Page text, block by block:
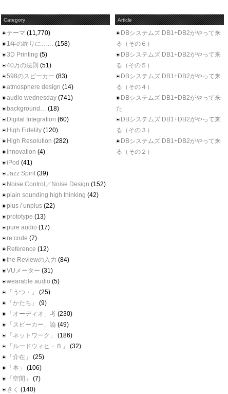
Category
テーマ (11,770)
1年の終りに…… (158)
3D Printing (5)
40万の法則 (51)
598のスピーカー (83)
atmosphere design (14)
audio wednesday (741)
background… (18)
Digital Integration (60)
High Fidelity (120)
High Resolution (282)
innovation (4)
iPod (41)
Jazz Spirit (39)
Noise Control／Noise Design (152)
plain sounding high thinking (42)
plus / unplus (22)
prototype (13)
pure audio (17)
re:code (7)
Reference (12)
the Reviewの入力 (84)
VUメーター (31)
wearable audio (5)
「うつ・」
(25)
「かたち」
(9)
「オーディオ」考 (230)
「スピーカー」論 (49)
「ネットワーク」
(186)
「ルードウィヒ・Ｂ」
(32)
「介在」
(25)
「本」
(106)
「空間」
(7)
きく (140)
Article
DBシステムズ DB1+DB2がやって来
る（その６）
DBシステムズ DB1+DB2がやって来
る（その５）
DBシステムズ DB1+DB2がやって来
る（その４）
DBシステムズ DB1+DB2がやって来
た
DBシステムズ DB1+DB2がやって来
る（その３）
DBシステムズ DB1+DB2がやって来
る（その２）